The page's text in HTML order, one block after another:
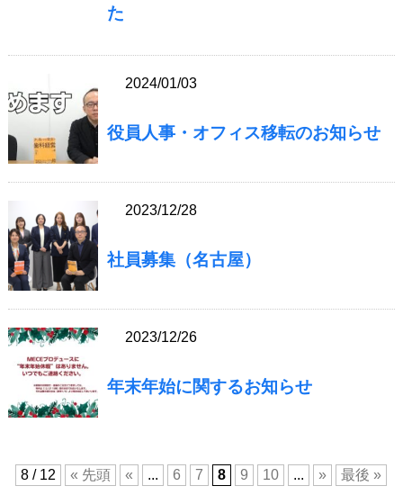
た
2024/01/03
役員人事・オフィス移転のお知らせ
2023/12/28
社員募集（名古屋）
2023/12/26
年末年始に関するお知らせ
8 / 12 « 先頭 « ... 6 7 8 9 10 ... » 最後 »